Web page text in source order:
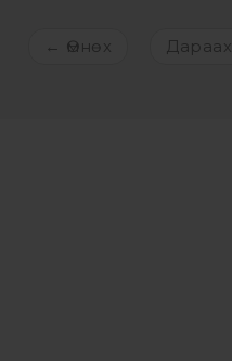
← Өмнөх Дараах